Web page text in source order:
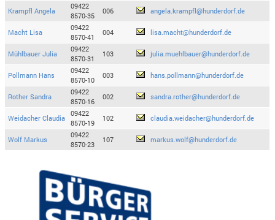
Krampfl Angela
09422
8570-35
006 angela.krampfl@hunderdorf.de
Macht Lisa
09422
8570-41
004 lisa.macht@hunderdorf.de
Mühlbauer Julia
09422
8570-31
103 julia.muehlbauer@hunderdorf.de
Pollmann Hans
09422
8570-10
003 hans.pollmann@hunderdorf.de
Rother Sandra
09422
8570-16
002 sandra.rother@hunderdorf.de
Weidacher Claudia
09422
8570-19
102 claudia.weidacher@hunderdorf.de
Wolf Markus
09422
8570-23
107 markus.wolf@hunderdorf.de